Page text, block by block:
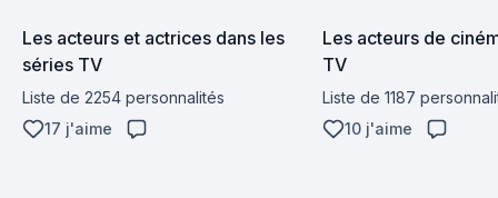
Les acteurs et actrices dans les
séries TV
Liste de 2254 personnalités
17 j'aime
Les acteurs de
TV
Liste de 1187
10 j'aime